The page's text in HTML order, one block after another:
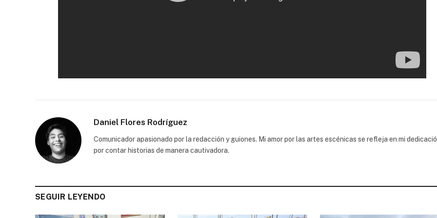
Daniel Flores Rodríguez
Comunicador apasionado por la redacción y guiones. Mi amor por las artes escénicas se refleja en mi
por contar historias de manera cautivadora.
SEGUIR LEYENDO